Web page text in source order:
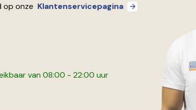
op onze Klantenservicepagina
van 08:00 - 22:00 uur